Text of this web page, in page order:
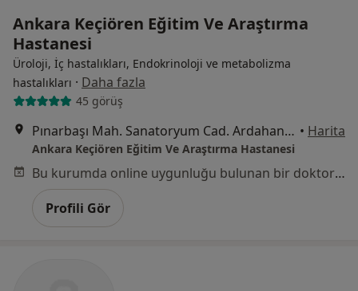
Ankara Keçiören Eğitim Ve Araştırma
Hastanesi
Üroloji, İç hastalıkları, Endokrinoloji ve metabolizma
hastalıkları · Daha fazla
45 görüş
Pınarbaşı Mah. Sanatoryum Cad. Ardahan Sok. No:25, Keçiören • Harita
Ankara Keçiören Eğitim Ve Araştırma Hastanesi
Bu kurumda online uygunluğu bulunan bir doktor veya uzman bulunamadı
Profili Gör